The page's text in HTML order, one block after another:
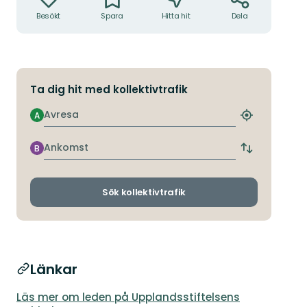
Besökt Spara Hitta hit Dela
Ta dig hit med kollektivtrafik
Avresa
A
Hitta
hållplats
Ankomst
B
Byt
och
Sök kollektivtrafik
Länkar
Läs mer om leden på Upplandsstiftelsens